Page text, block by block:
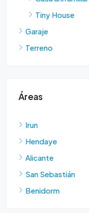
Tiny House
Garaje
Terreno
Áreas
Irun
Hendaye
Alicante
San Sebastián
Benidorm